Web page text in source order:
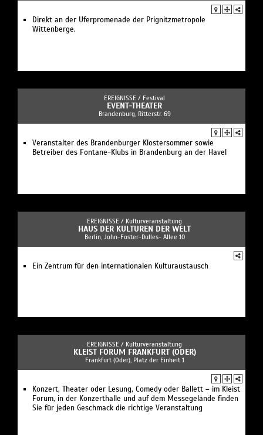
Direkt an der Uferpromenade der Prignitzmetropole
Wittenberge.
EREIGNISSE / Festival
EVENT-THEATER
Brandenburg, Ritterstr. 69
Veranstalter des Brandenburger Klostersommer sowie
Betreiber des Fontane-Klubs in Brandenburg an der Havel
EREIGNISSE / Kulturveranstaltung
HAUS DER KULTUREN DER WELT
Berlin, John-Foster-Dulles- Allee 10
Ein Zentrum für den internationalen Kulturaustausch
EREIGNISSE / Kulturveranstaltung
KLEIST FORUM FRANKFURT (ODER)
Frankfurt (Oder), Platz der Einheit 1
Konzert, Theater oder Lesung, Comedy oder Ballett – im Kleist
Forum, in der Konzerthalle und auf dem Messegelände finden
Sie für jeden Geschmack die richtige Veranstaltung